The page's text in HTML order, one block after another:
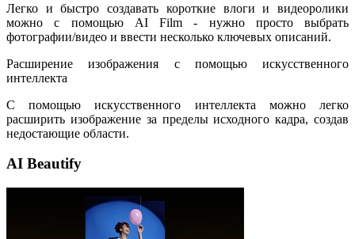
Легко и быстро создавать короткие влоги и видеоролики
можно с помощью AI Film - нужно просто выбрать
фотографии/видео и ввести несколько ключевых описаний.
Расширение изображения с помощью искусственного
интеллекта
С помощью искусственного интеллекта можно легко
расширить изображение за пределы исходного кадра, создав
недостающие области.
AI Beautify